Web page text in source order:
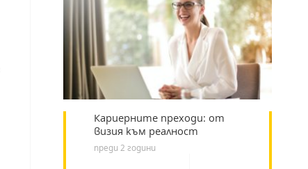
Кариерните преходи: от
визия към реалност
преди 2 години